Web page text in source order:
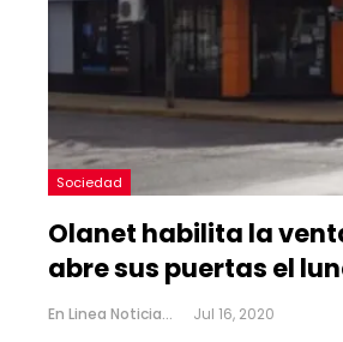
Sociedad
Olanet habilita la
abre sus puertas el
En Linea Noticias Jul 16, 2020